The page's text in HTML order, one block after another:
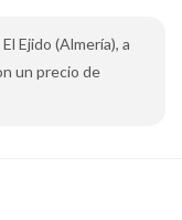
Ejido (Almería), a
un precio de